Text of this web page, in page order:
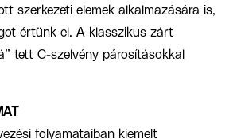
szerkezeti elemek alkalmazására is,
értünk el. A klasszikus zárt
tett C-szelvény párosításokkal
folyamataiban kiemelt